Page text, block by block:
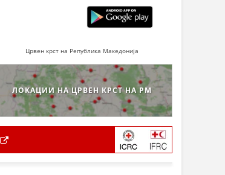
Црвен крст на Република Македонија
ЛОКАЦИИ НА ЦРВЕН КРСТ НА РМ